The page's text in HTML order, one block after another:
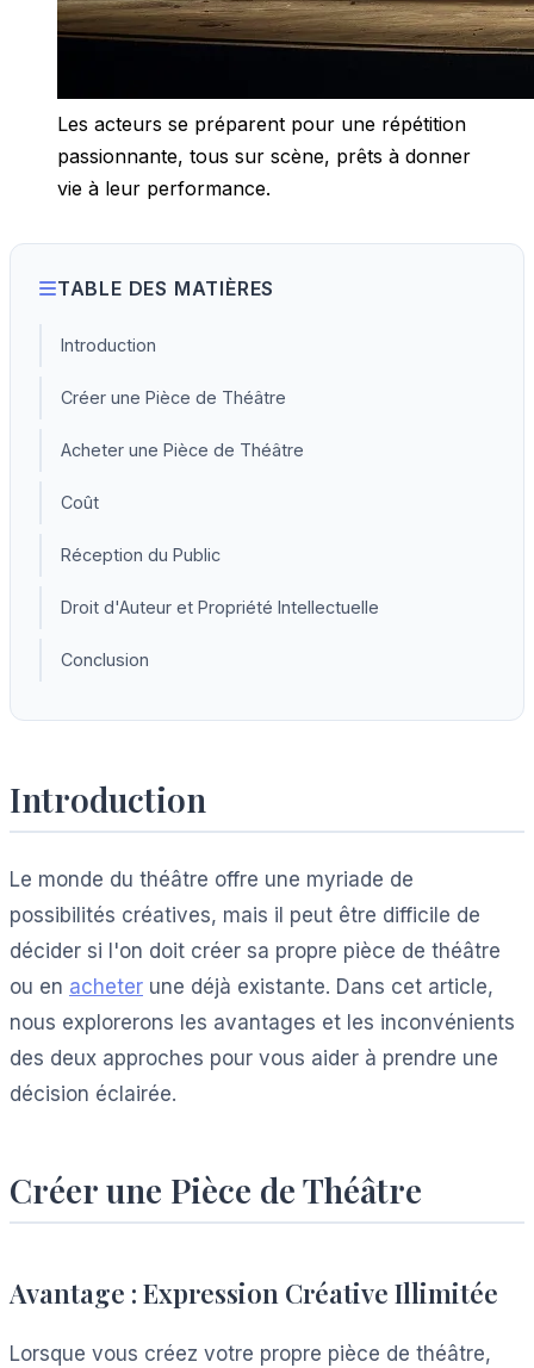
Les acteurs se préparent pour une répétition
passionnante, tous sur scène, prêts à donner
vie à leur performance.
TABLE DES MATIÈRES
Introduction
Créer une Pièce de Théâtre
Acheter une Pièce de Théâtre
Coût
Réception du Public
Droit d'Auteur et Propriété Intellectuelle
Conclusion
Introduction
Le monde du théâtre offre une myriade de
possibilités créatives, mais il peut être difficile de
décider si l'on doit créer sa propre pièce de théâtre
ou en acheter une déjà existante. Dans cet article,
nous explorerons les avantages et les inconvénients
des deux approches pour vous aider à prendre une
décision éclairée.
Créer une Pièce de Théâtre
Avantage : Expression Créative Illimitée
Lorsque vous créez votre propre pièce de théâtre,